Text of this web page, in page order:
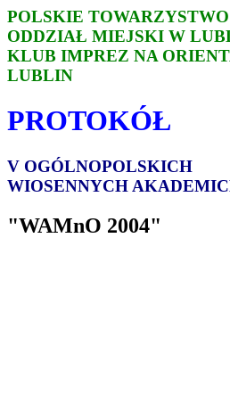
POLSKIE
ODDZIAŁ MIEJSKI W
KLUB IMPREZ NA
LUBLIN
PROTOKÓŁ
V OGÓLNOPOLSKICH
WIOSENNYCH
"WAMnO 2004"